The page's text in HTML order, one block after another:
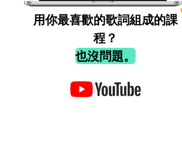
用你最喜歡的歌詞組成的課
程？
也沒問題。